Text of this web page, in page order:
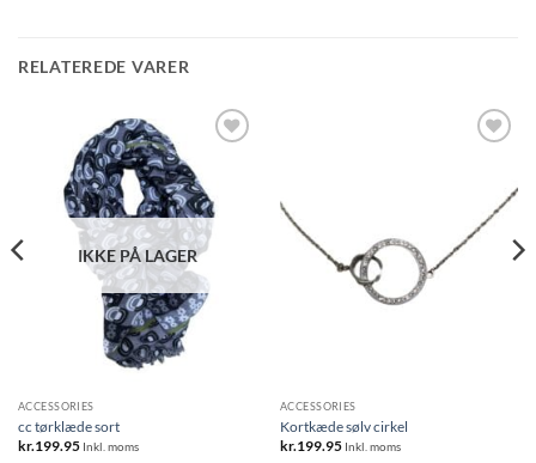
RELATEREDE VARER
ønskeliste
IKKE PÅ LAGER
ACCESSORIES
cc tørklæde sort
kr.199.95 Inkl. moms
ACCESSORIES
Kortkæde sølv cirkel
kr.199.95 Inkl. moms